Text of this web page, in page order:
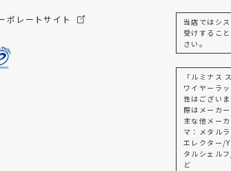
ポレートサイト
当店ではシ
受けするこ
さい。
「ルミナス
ワイヤーラ
性はござい
際はメーカ
主な他メー
マ：メタル
エレクター/
タルシェル
ど